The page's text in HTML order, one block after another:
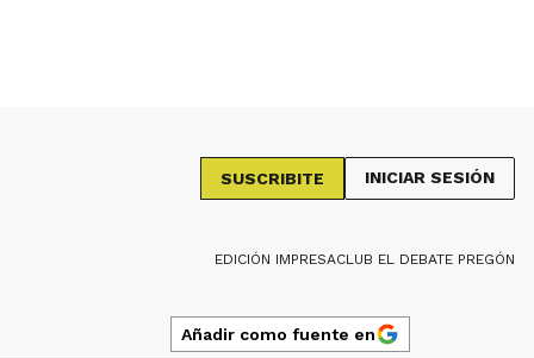
SUSCRIBITE INICIAR SESIÓN
EDICIÓN IMPRESACLUB EL DEBATE PREGÓN
Añadir como fuente en